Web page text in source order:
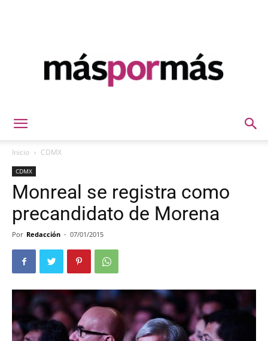
Inicio CDMX
CDMX
Monreal se registra como
precandidato de Morena
Por Redacción - 07/01/2015